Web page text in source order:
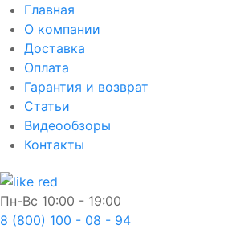
Главная
О компании
Доставка
Оплата
Гарантия и возврат
Статьи
Видеообзоры
Контакты
Пн-Вс 10:00 - 19:00
8 (800) 100 - 08 - 94